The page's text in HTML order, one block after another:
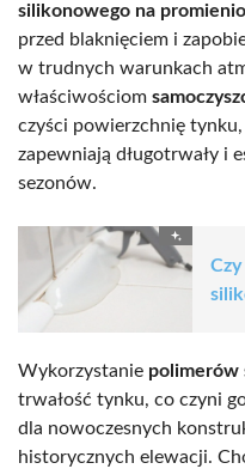
silikonowego na
przed blaknięciem i
w trudnych warunkach
właściwościom
czyści powierzchnię
zapewniają długotrwały i
sezonów.
Wykorzystanie polimerów
trwałość tynku, co czyni
dla nowoczesnych
historycznych elewacji.